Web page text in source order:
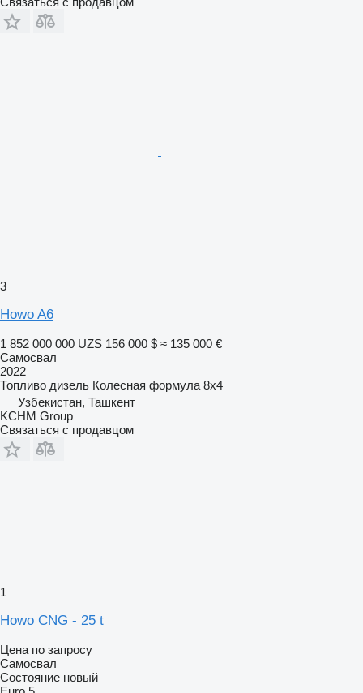
3
Howo A6
1 852 000 000 UZS 156 000 $ ≈ 135 000 €
Самосвал
2022
Топливо дизель Колесная формула 8x4
Узбекистан, Ташкент
KCHM Group
Связаться с продавцом
1
Howo CNG - 25 t
Цена по запросу
Самосвал
Состояние новый